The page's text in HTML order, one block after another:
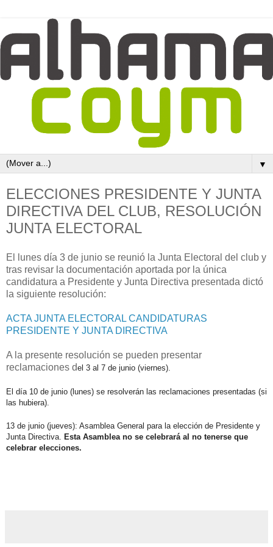
▼
ELECCIONES PRESIDENTE Y JUNTA
DIRECTIVA DEL CLUB, RESOLUCIÓN
JUNTA ELECTORAL
El lunes día 3 de junio se reunió la Junta Electoral del club y
tras revisar la documentación aportada por la única
candidatura a Presidente y Junta Directiva presentada dictó
la siguiente resolución:
ACTA JUNTA ELECTORAL CANDIDATURAS
PRESIDENTE Y JUNTA DIRECTIVA
A la presente resolución se pueden presentar
reclamaciones del 3 al 7 de junio (viernes).
El día 10 de junio (lunes) se resolverán las reclamaciones presentadas (si
las hubiera).
13 de junio (jueves): Asamblea General para la elección de Presidente y
Junta Directiva.
Esta Asamblea no se celebrará al no tenerse que
celebrar elecciones.